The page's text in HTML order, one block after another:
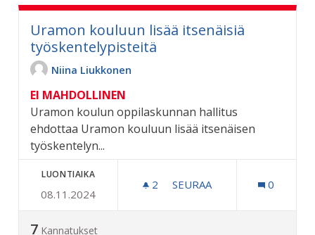
Uramon kouluun lisää itsenäisiä
työskentelypisteitä
Niina Liukkonen
EI MAHDOLLINEN
Uramon koulun oppilaskunnan hallitus
ehdottaa Uramon kouluun lisää itsenäisen
työskentelyn...
LUONTIAIKA
08.11.2024
2 2 SEURAAJAA
SEURAA 0
7 Kannatukset